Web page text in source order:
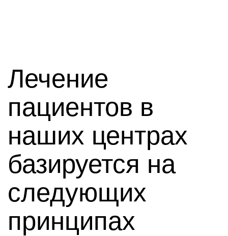
Лечение
пациентов в
наших центрах
базируется на
следующих
принципах